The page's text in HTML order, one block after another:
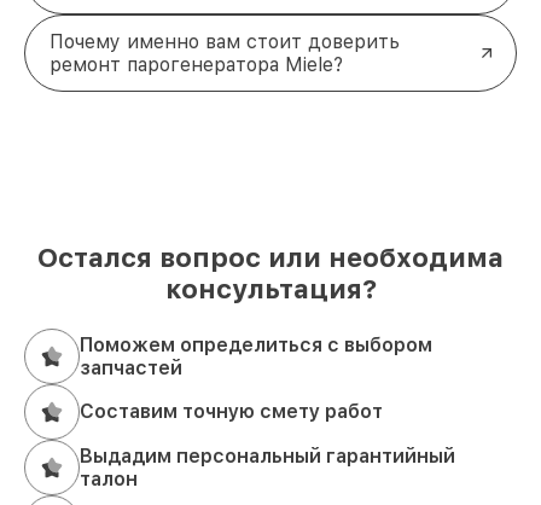
Почему именно вам стоит доверить
ремонт парогенератора Miele?
Остался вопрос или необходима
консультация?
Поможем определиться с выбором
запчастей
Составим точную смету работ
Выдадим персональный гарантийный
талон